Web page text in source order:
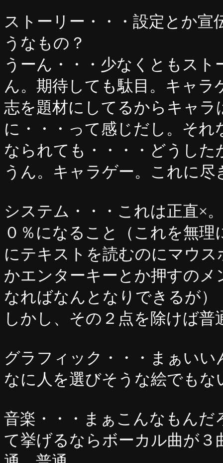
ストーリー・・・設定とか宣
うなもの？
うーん・・・少なくともス
ん。期待しても駄目。キャ
志を題材にしてるからキャ
に・・・って感じだし。そ
なられても・・・・どうした
うん。キャラゲー。これに尽
システム・・・これは正直×
０％になること（これを無
にテキストを読むのにマウ
かエンターキーとか押すの
なればなんとなりできるが）
しかし、その２点を除けば普
グラフィック・・・まぁい
なに人を選びそうな絵でもな
音楽・・・まぁこんなもん
て挙げるならボーカル曲が３